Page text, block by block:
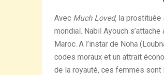
Avec Much Loved, la prostituée
mondial. Nabil Ayouch
Maroc. A l’instar de Noha
codes moraux et un attrait
de la royauté, ces femmes sont